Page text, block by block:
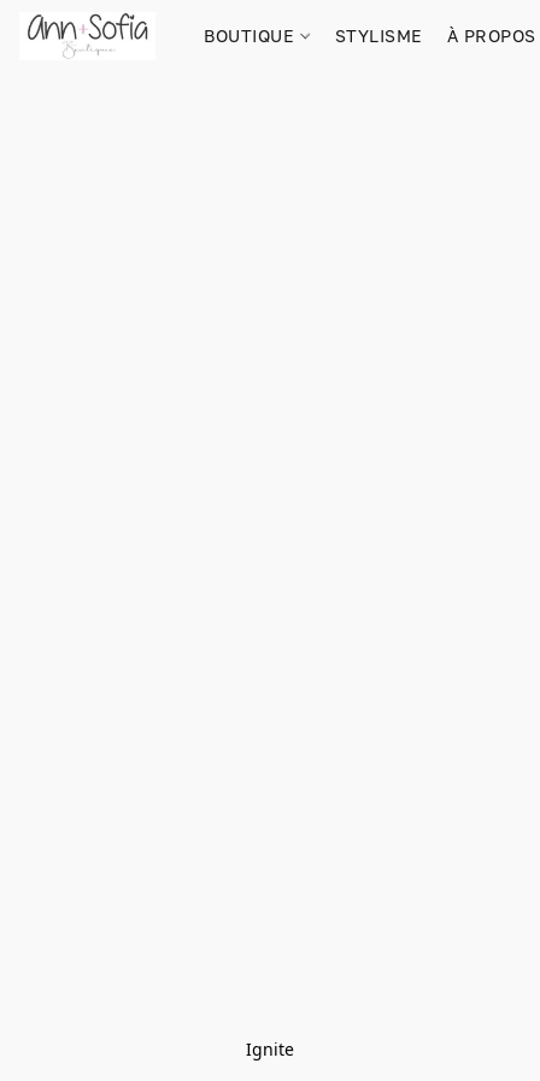
BOUTIQUE STYLISME À
Ignite